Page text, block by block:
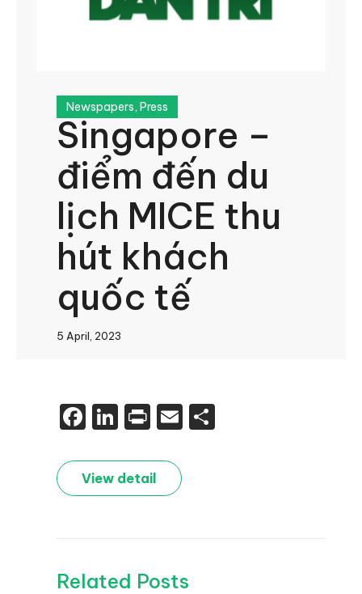
Newspapers, Press
Singapore –
điểm đến du
lịch MICE thu
hút khách
quốc tế
5 April, 2023
Facebook
LinkedIn
PrintEmail
View detail
Related Posts